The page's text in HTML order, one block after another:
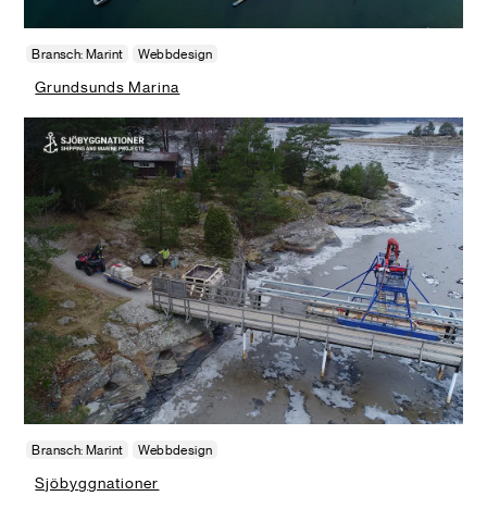
Bransch: Marint Webbdesign
Grundsunds Marina
Bransch: Marint Webbdesign
Sjöbyggnationer